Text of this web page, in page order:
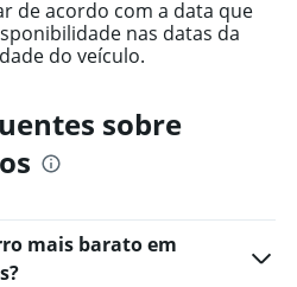
de acordo com a data que
nas datas da
do veículo.
sobre
mais barato em